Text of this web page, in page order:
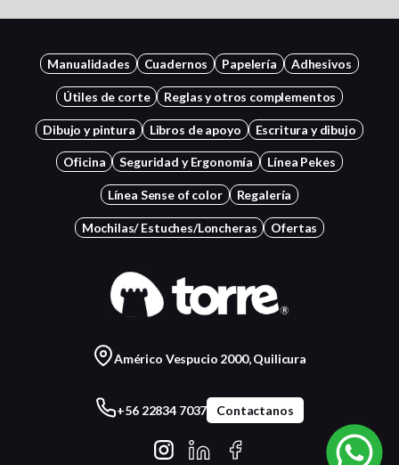
Manualidades Cuadernos Papelería Adhesivos
Útiles de corte Reglas y otros complementos
Dibujo y pintura Libros de apoyo Escritura y dibujo
Oficina Seguridad y Ergonomía Línea Pekes
Línea Sense of color Regalería
Mochilas/ Estuches/Loncheras Ofertas
Américo Vespucio 2000, Quilicura
+56 22834 7037 Contactanos